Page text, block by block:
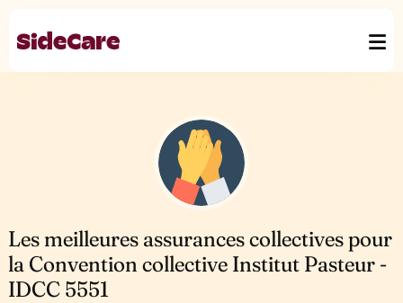
Les meilleures assurances collectives pour
la Convention collective Institut Pasteur -
IDCC 5551